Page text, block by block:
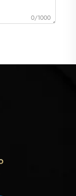
0/1000